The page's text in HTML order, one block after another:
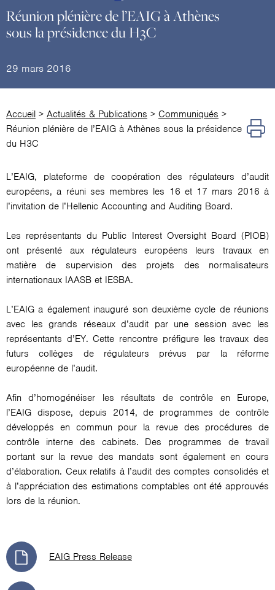
Réunion plénière de l’EAIG à Athènes
sous la présidence du H3C
29 mars 2016
Accueil > Actualités & Publications > Communiqués >
Réunion plénière de l’EAIG à Athènes sous la présidence
du H3C
L’EAIG, plateforme de coopération des régulateurs d’audit
européens, a réuni ses membres les 16 et 17 mars 2016 à
l’invitation de l’Hellenic Accounting and Auditing Board.
Les représentants du Public Interest Oversight Board (PIOB)
ont présenté aux régulateurs européens leurs travaux en
matière de supervision des projets des normalisateurs
internationaux IAASB et IESBA.
L’EAIG a également inauguré son deuxième cycle de réunions
avec les grands réseaux d’audit par une session avec les
représentants d’EY. Cette rencontre préfigure les travaux des
futurs collèges de régulateurs prévus par la réforme
européenne de l’audit.
Afin d’homogénéiser les résultats de contrôle en Europe,
l’EAIG dispose, depuis 2014, de programmes de contrôle
développés en commun pour la revue des procédures de
contrôle interne des cabinets. Des programmes de travail
portant sur la revue des mandats sont également en cours
d’élaboration. Ceux relatifs à l’audit des comptes consolidés et
à l’appréciation des estimations comptables ont été approuvés
lors de la réunion.
EAIG Press Release